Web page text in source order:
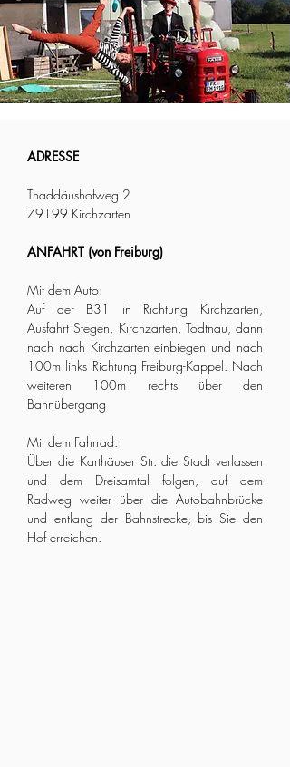
ADRESSE
Thaddäushofweg 2
79199 Kirchzarten
ANFAHRT (von Freiburg)
Mit dem Auto:
Auf der B31 in Richtung Kirchzarten,
Ausfahrt Stegen, Kirchzarten, Todtnau, dann
nach nach Kirchzarten einbiegen und nach
100m links Richtung Freiburg-Kappel. Nach
weiteren 100m rechts über den
Bahnübergang
Mit dem Fahrrad:
Über die Karthäuser Str. die Stadt verlassen
und dem Dreisamtal folgen, auf dem
Radweg weiter über die Autobahnbrücke
und entlang der Bahnstrecke, bis Sie den
Hof erreichen.